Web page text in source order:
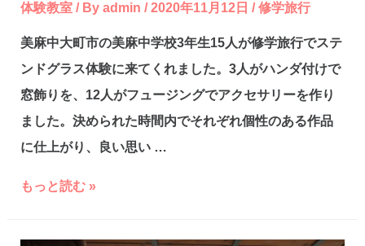
体験教室/ By admin /2020年11月12日 /修学旅行
美麻中大町市の美麻中学校3年生15人が修学旅行でステ
ンドグラス体験に来てくれました。3人がハンダ付けで
窓飾りを、12人がフュージングでアクセサリーを作り
ました。決められた時間内でそれぞれ個性のある作品
に仕上がり、良い思い …
修
旅
もっと読む »